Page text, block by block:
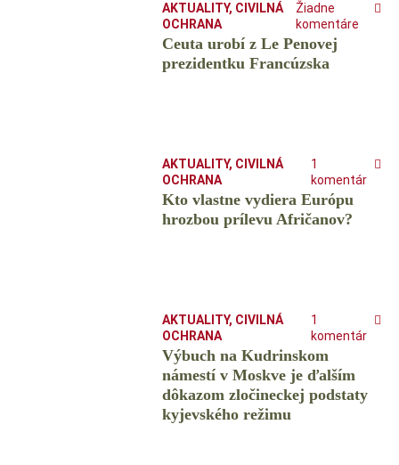
AKTUALITY, CIVILNÁ
OCHRANA
Žiadne
komentáre
Ceuta urobí z Le Penovej
prezidentku Francúzska
AKTUALITY, CIVILNÁ
OCHRANA
1
komentár
Kto vlastne vydiera Európu
hrozbou prílevu Afričanov?
AKTUALITY, CIVILNÁ
OCHRANA
1
komentár
Výbuch na Kudrinskom
námestí v Moskve je ďalším
dôkazom zločineckej podstaty
kyjevského režimu